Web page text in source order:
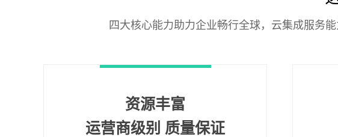
四大核心能力助力企业畅行全球，云集成服务
资源丰富
运营商级别 质量保证